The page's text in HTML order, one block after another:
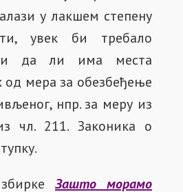
у лакшем степену
увек би требало
и да ли има места
мера за обезбеђење
нпр. за меру из
чл. 211. Законика о
Зашто морамо